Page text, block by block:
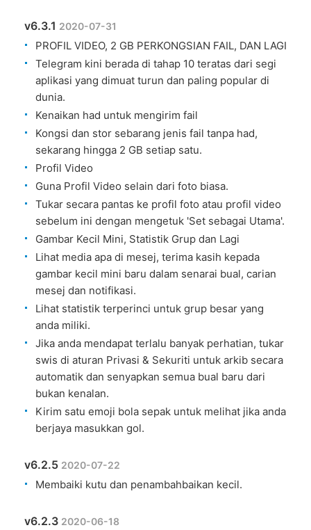
v6.3.1 2020-07-31
PROFIL VIDEO, 2 GB PERKONGSIAN FAIL, DAN LAGI
Telegram kini berada di tahap 10 teratas dari segi
aplikasi yang dimuat turun dan paling popular di
dunia.
Kenaikan had untuk mengirim fail
Kongsi dan stor sebarang jenis fail tanpa had,
sekarang hingga 2 GB setiap satu.
Profil Video
Guna Profil Video selain dari foto biasa.
Tukar secara pantas ke profil foto atau profil video
sebelum ini dengan mengetuk 'Set sebagai Utama'.
Gambar Kecil Mini, Statistik Grup dan Lagi
Lihat media apa di mesej, terima kasih kepada
gambar kecil mini baru dalam senarai bual, carian
mesej dan notifikasi.
Lihat statistik terperinci untuk grup besar yang
anda miliki.
Jika anda mendapat terlalu banyak perhatian, tukar
swis di aturan Privasi & Sekuriti untuk arkib secara
automatik dan senyapkan semua bual baru dari
bukan kenalan.
Kirim satu emoji bola sepak untuk melihat jika anda
berjaya masukkan gol.
v6.2.5 2020-07-22
Membaiki kutu dan penambahbaikan kecil.
v6.2.3 2020-06-18